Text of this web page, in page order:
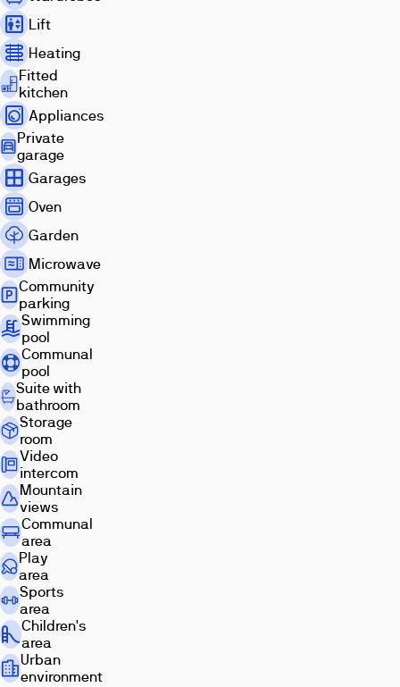
Lift
Heating
Fitted
kitchen
Appliances
Private
garage
Garages
Oven
Garden
Microwave
Community
parking
Swimming
pool
Communal
pool
Suite with
bathroom
Storage
room
Video
intercom
Mountain
views
Communal
area
Play
area
Sports
area
Children's
area
Urban
environment
Images
Exterior